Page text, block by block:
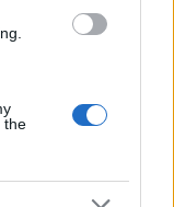
the
Ρόδου
του 20χρονου
κατά
στην ανάκριση.
πήραν